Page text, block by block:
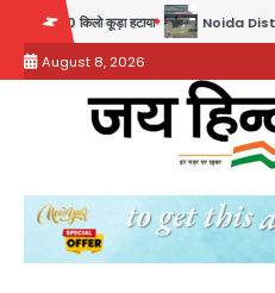
content
Noida District Hospital: नोएडा जिला अस्पताल में
August 8, 2026